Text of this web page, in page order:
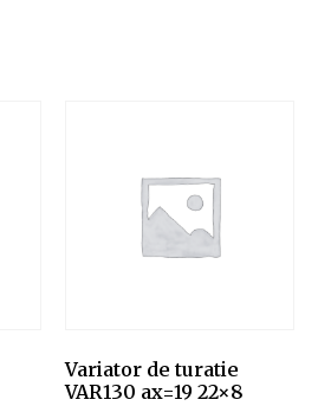
Variator de turatie
VAR130 ax=19 22×8